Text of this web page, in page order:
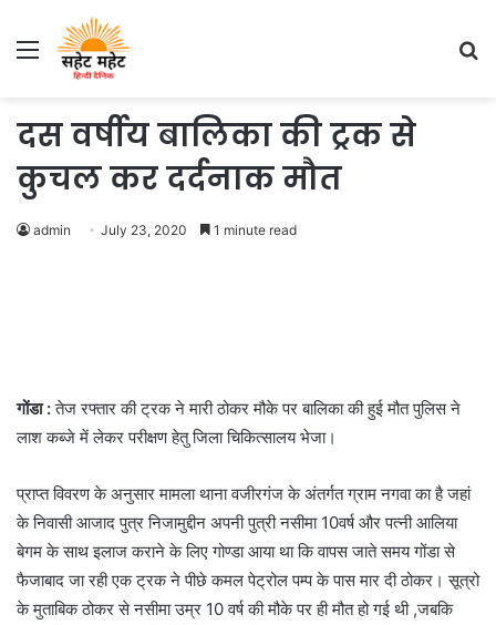
Menu
दस वर्षीय बालिका की ट्रक से
कुचल कर दर्दनाक मौत
admin July 23, 2020 1 minute read
गोंडा :तेज रफ्तार की ट्रक ने मारी ठोकर मौके पर बालिका की हुई मौत पुलिस ने
लाश कब्जे में लेकर परीक्षण हेतु जिला चिकित्सालय भेजा।
प्राप्त विवरण के अनुसार मामला थाना वजीरगंज के अंतर्गत ग्राम नगवा का है जहां
के निवासी आजाद पुत्र निजामुद्दीन अपनी पुत्री नसीमा 10वर्ष और पत्नी आलिया
बेगम के साथ इलाज कराने के लिए गोण्डा आया था कि वापस जाते समय गोंडा से
फैजाबाद जा रही एक ट्रक ने पीछे कमल पेट्रोल पम्प के पास मार दी ठोकर। सूत्रो
के मुताबिक ठोकर से नसीमा उम्र 10 वर्ष की मौके पर ही मौत हो गई थी ,जबकि